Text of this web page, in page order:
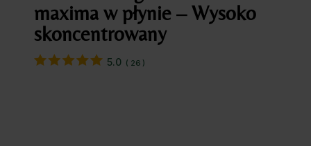
maxima w płynie – Wysoko
skoncentrowany
5.0 ( 26 )